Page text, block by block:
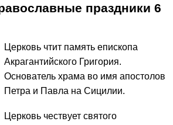
праздники 6
Церковь чтит память епископа
Акрагантийского Григория.
Основатель храма во имя апостолов
Петра и Павла на Сицилии.
Церковь чествует святого